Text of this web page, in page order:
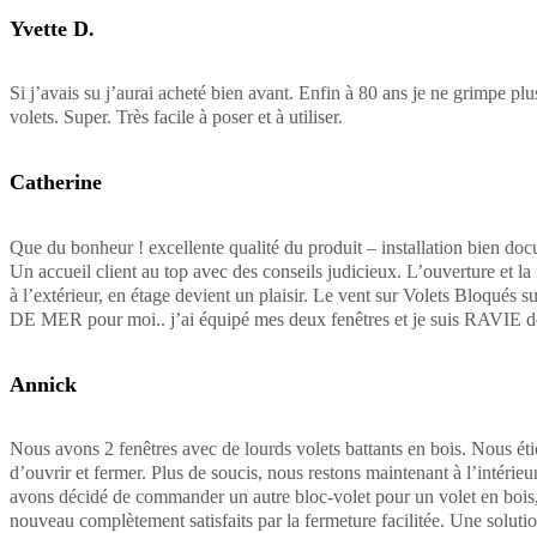
Yvette D.
Si j’avais su j’aurai acheté bien avant. Enfin à 80 ans je ne grimpe
volets. Super. Très facile à poser et à utiliser.
Catherine
Que du bonheur ! excellente qualité du produit – installation bien
Un accueil client au top avec des conseils judicieux. L’ouverture et la
à l’extérieur, en étage devient un plaisir. Le vent sur Volets Bloqués
DE MER pour moi.. j’ai équipé mes deux fenêtres et je suis RAVIE
Annick
Nous avons 2 fenêtres avec de lourds volets battants en bois. Nous
d’ouvrir et fermer. Plus de soucis, nous restons maintenant à
avons décidé de commander un autre bloc-volet pour un volet en
nouveau complètement satisfaits par la fermeture facilitée. Une